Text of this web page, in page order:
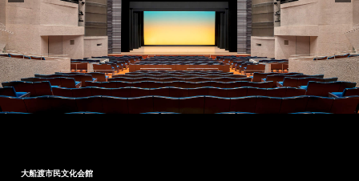
大船渡市民文化会館